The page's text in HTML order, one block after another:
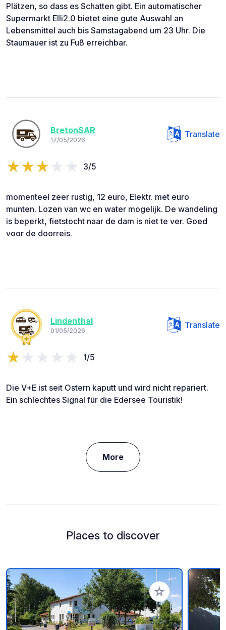
Plätzen, so dass es Schatten gibt. Ein automatischer
Supermarkt Elli2.0 bietet eine gute Auswahl an
Lebensmittel auch bis Samstagabend um 23 Uhr. Die
Staumauer ist zu Fuß erreichbar.
BretonSAR
17/05/2026
Translate
3/5
momenteel zeer rustig, 12 euro, Elektr. met euro
munten. Lozen van wc en water mogelijk. De wandeling
is beperkt, fietstocht naar de dam is niet te ver. Goed
voor de doorreis.
Lindenthal
01/05/2026
Translate
1/5
Die V+E ist seit Ostern kaputt und wird nicht repariert.
Ein schlechtes Signal für die Edersee Touristik!
More
Places to discover
Add to your